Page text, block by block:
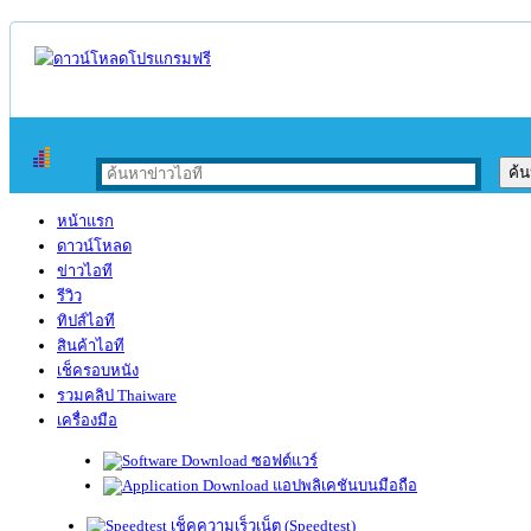
หน้าแรก
ดาวน์โหลด
ข่าวไอที
รีวิว
ทิปส์ไอที
สินค้าไอที
เช็ครอบหนัง
รวมคลิป Thaiware
เครื่องมือ
ซอฟต์แวร์
แอปพลิเคชันบนมือถือ
เช็คความเร็วเน็ต (Speedtest)